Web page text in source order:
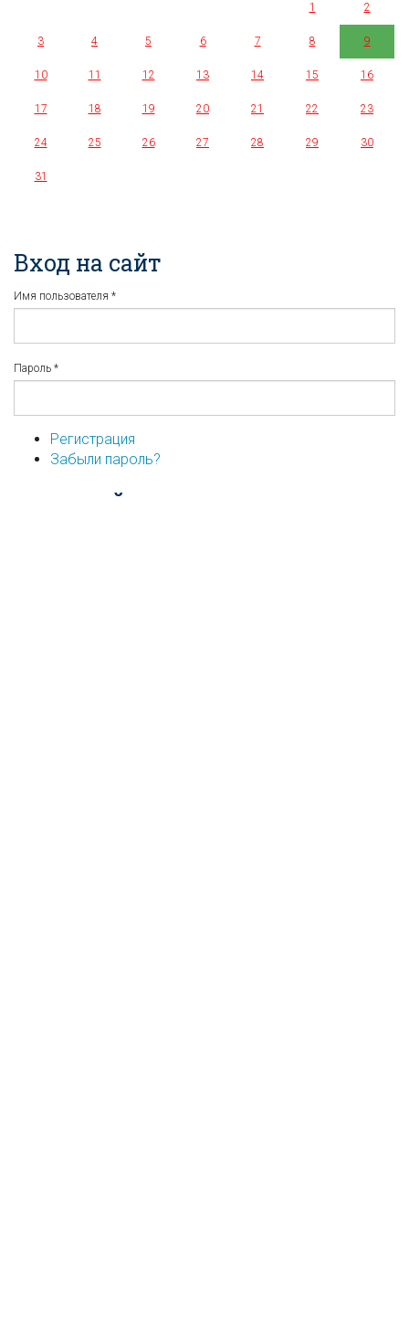
1
2
3 4 5 6 7 8 9
10 11 12 13 14 15 16
17 18 19 20 21 22 23
24 25 26 27 28 29 30
31
Вход на сайт
Имя пользователя *
Пароль *
Регистрация
Забыли пароль?
...или войдите используя